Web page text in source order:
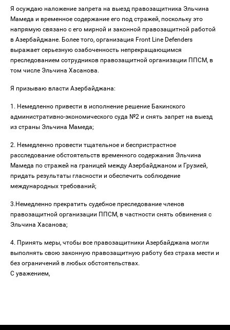
Я осуждаю наложение запрета на выезд правозащитника Эльчина
Мамеда и временное содержание его под стражей, поскольку это
напрямую связано с его мирной и законной правозащитной работой
в Азербайджане. Более того, организация Front Line Defenders
выражает серьезную озабоченность непрекращающимся
преследованием сотрудников правозащитной организации ППСМ, в
том числе Эльчина Хасанова.
Я призываю власти Азербайджана:
1. Немедленно привести в исполнение решение Бакинского
административно-экономического суда №2 и снять запрет на выезд
из страны Эльчина Мамеда;
2. Немедленно провести тщательное и беспристрастное
расследование обстоятельств временного содержания Эльчина
Мамеда по стражей на границей между Азербайджаном и Грузией,
придать результаты гласности и обеспечить соблюдение
международных требований;
3.Немедленно прекратить судебное преследование членов
правозащитной организации ППСМ, в частности снять обвинения с
Эльчина Хасанова;
4. Принять меры, чтобы все правозащитники Азербайджана могли
выполнять свою законную правозащитную работу без страха мести и
без ограничений в любых обстоятельствах.
С уважением,